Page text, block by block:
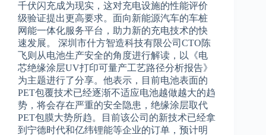
千伏闪充成为现实，这对充电设施的性能评价
级验证提出更高要求。面向新能源汽车的车桩
网能一体化服务平台，助力新的充电技术的快
速发展。 深圳市什方智造科技有限公司CTO陈
飞则从电池生产安全的角度进行解读，以《电
芯绝缘涂层UV打印可量产工艺路径分析报告》
为主题进行了分享。他表示，目前电池表面的
PET包覆技术已经逐渐不适应电池越做越大的趋
势，将会存在严重的安全隐患，绝缘涂层取代
PET包膜大势所趋。目前该公司的新技术已经拿
到宁德时代和亿纬锂能等企业的订单，预计明